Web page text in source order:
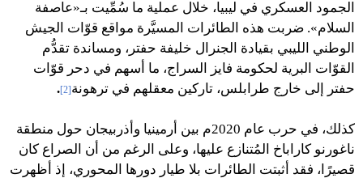
الجمود العسكري في ليبيا، خلال عملية ما سُمِّيت بـ«عاصفة
السلام». ضربت هذه الطائرات المسيَّرة مواقع قوّات الجيش
الوطني الليبي بقيادة الجنرال خليفة حفتر، ومساندة تقدُّم
القوّات البرية لحكومة فايز السراج، ما أسهم في دحر قوّات
حفتر إلى خارج طرابلس، تاركين معقلهم في ترهونة[2]
.
كذلك، في حرب عام 2020م بين أرمينيا وأذربيجان حول منطقة
ناغورنو كاراباخ المُتنازع عليها، وعلى الرغم من أن الصراع كان
قصيرًا، فقد أثبتت الطائرات بلا طيار دورها المحوري، إذ أظهرت